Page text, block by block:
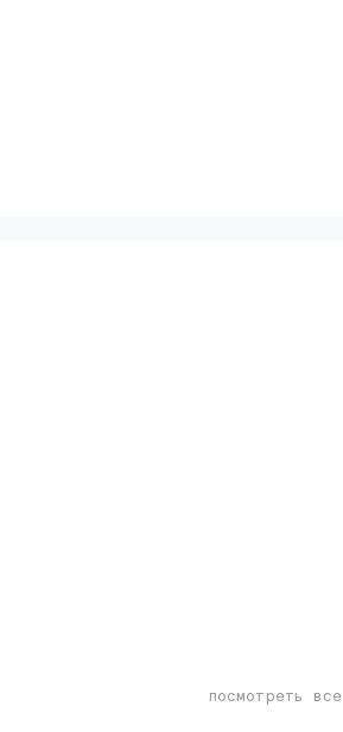
посмотреть все